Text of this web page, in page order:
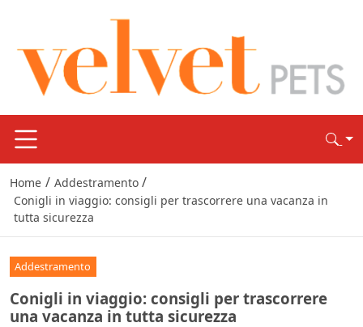
Home / Addestramento /
Conigli in viaggio: consigli per trascorrere una vacanza in
tutta sicurezza
Addestramento
Conigli in viaggio: consigli per trascorrere
una vacanza in tutta sicurezza